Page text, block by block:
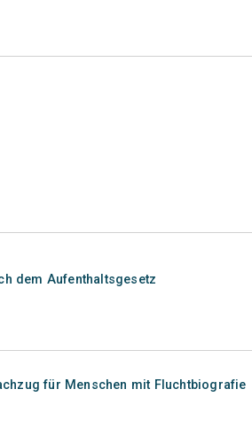
dem Aufenthaltsgesetz
für Menschen mit Fluchtbiografie